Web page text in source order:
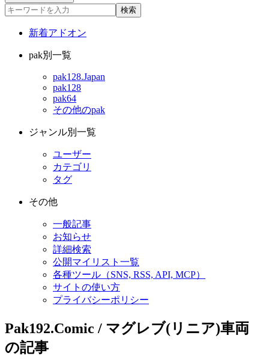
検索
新着アドオン
pak別一覧
pak128.Japan
pak128
pak64
その他のpak
ジャンル別一覧
ユーザー
カテゴリ
タグ
その他
一般記事
お知らせ
詳細検索
公開マイリスト一覧
各種ツール（SNS, RSS, API, MCP）
サイトの使い方
プライバシーポリシー
Pak192.Comic / マグレブ(リニア)車両
の記事